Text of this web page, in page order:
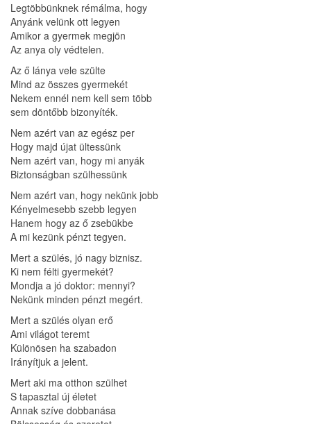
Legtöbbünknek rémálma, hogy
Anyánk velünk ott legyen
Amikor a gyermek megjön
Az anya oly védtelen.
Az ő lánya vele szülte
Mind az összes gyermekét
Nekem ennél nem kell sem több
sem döntőbb bizonyíték.
Nem azért van az egész per
Hogy majd újat ültessünk
Nem azért van, hogy mi anyák
Biztonságban szülhessünk
Nem azért van, hogy nekünk jobb
Kényelmesebb szebb legyen
Hanem hogy az ő zsebükbe
A mi kezünk pénzt tegyen.
Mert a szülés, jó nagy biznisz.
Ki nem félti gyermekét?
Mondja a jó doktor: mennyi?
Nekünk minden pénzt megért.
Mert a szülés olyan erő
Ami világot teremt
Különösen ha szabadon
Irányítjuk a jelent.
Mert aki ma otthon szülhet
S tapasztal új életet
Annak szíve dobbanása